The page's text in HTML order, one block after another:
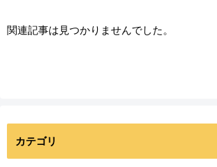
関連記事は見つかりませんでした。
カテゴリ